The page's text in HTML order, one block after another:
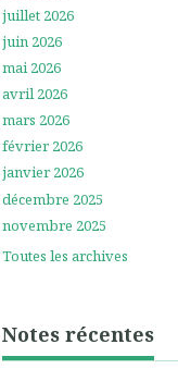
juillet 2026
juin 2026
mai 2026
avril 2026
mars 2026
février 2026
janvier 2026
décembre 2025
novembre 2025
Toutes les archives
Notes récentes